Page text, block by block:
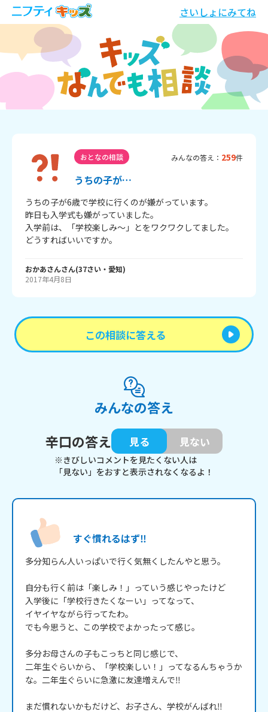
さいしょにみてね
おとなの相談 みんなの答え： 259件
うちの子が…
うちの子が6歳で学校に行くのが嫌がっています。
昨日も入学式も嫌がっていました。
入学前は、「学校楽しみ～」とをワクワクしてました。
どうすればいいですか。
おかあさんさん(37さい・ 愛知)
2017年4月8日
この相談に答える
みんなの答え
辛口の答え
見る 見ない
※きびしいコメントを見たくない人は
「見ない」をおすと表示されなくなるよ！
すぐ慣れるはず‼️
多分知らん人いっぱいで行く気無くしたんやと思う。
自分も行く前は「楽しみ！」っていう感じやったけど
入学後に「学校行きたくなーい」ってなって、
イヤイヤながら行ってたわ。
でも今思うと、この学校でよかったって感じ。
多分お母さんの子もこっちと同じ感じで、
二年生ぐらいから、「学校楽しい！」ってなるんちゃうか
な。二年生ぐらいに急激に友達増えんで‼️
まだ慣れないかもだけど、お子さん、学校がんばれ‼️